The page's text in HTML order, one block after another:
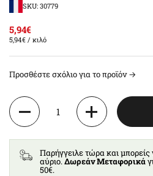
SKU: 30779
5,94€
5,94€ / κιλό
Προσθέστε σχόλιο για το προϊόν →
Ποσότητα
Παρήγγειλε τώρα και
αύριο.Δωρεάν Μεταφορικά
50€.